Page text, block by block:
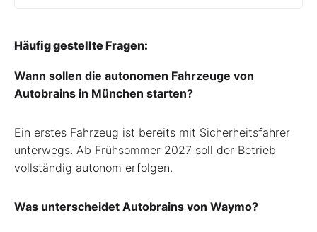
Häufig gestellte Fragen:
Wann sollen die autonomen Fahrzeuge von
Autobrains in München starten?
Ein erstes Fahrzeug ist bereits mit Sicherheitsfahrer
unterwegs. Ab Frühsommer 2027 soll der Betrieb
vollständig autonom erfolgen.
Was unterscheidet Autobrains von Waymo?